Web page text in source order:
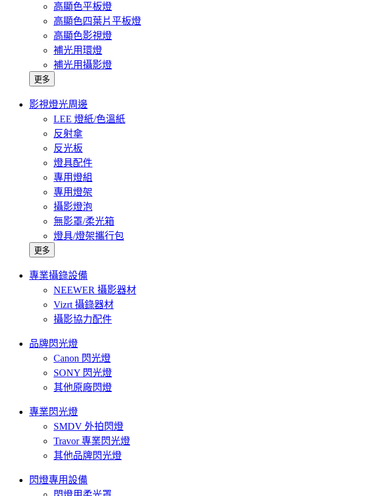
高顯色平板燈
高顯色四葉片平板燈
高顯色影視燈
補光用環燈
補光用攝影燈
更多
影視燈光周邊
LEE 燈紙/色溫紙
反射傘
反光板
燈具配件
專用燈組
專用燈架
攝影燈泡
無影罩/柔光箱
燈具/燈架攜行包
更多
專業攝錄設備
NEEWER 攝影器材
Vizrt 攝錄器材
攝影協力配件
品牌閃光燈
Canon 閃光燈
SONY 閃光燈
其他原廠閃燈
專業閃光燈
SMDV 外拍閃燈
Travor 專業閃光燈
其他品牌閃光燈
閃燈專用設備